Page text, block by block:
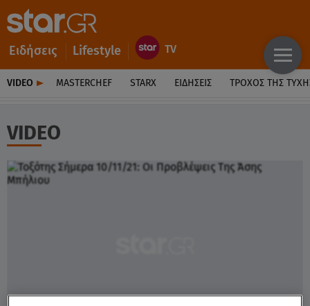
Ειδήσεις Lifestyle
VIDEO MASTERCHEF STARX ΕΙΔΉΣΕΙΣ ΤΡΟΧΌΣ ΤΗΣ
VIDEO